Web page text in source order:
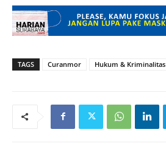
TAGS Curanmor Hukum & Kriminalitas